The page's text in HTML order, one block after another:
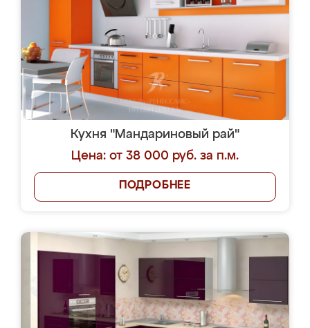
Кухня "Мандариновый рай"
Цена: от 38 000 руб. за п.м.
ПОДРОБНЕЕ